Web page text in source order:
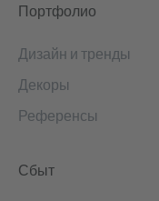
Портфолио
Дизайн и тренды
Декоры
Референсы
Сбыт